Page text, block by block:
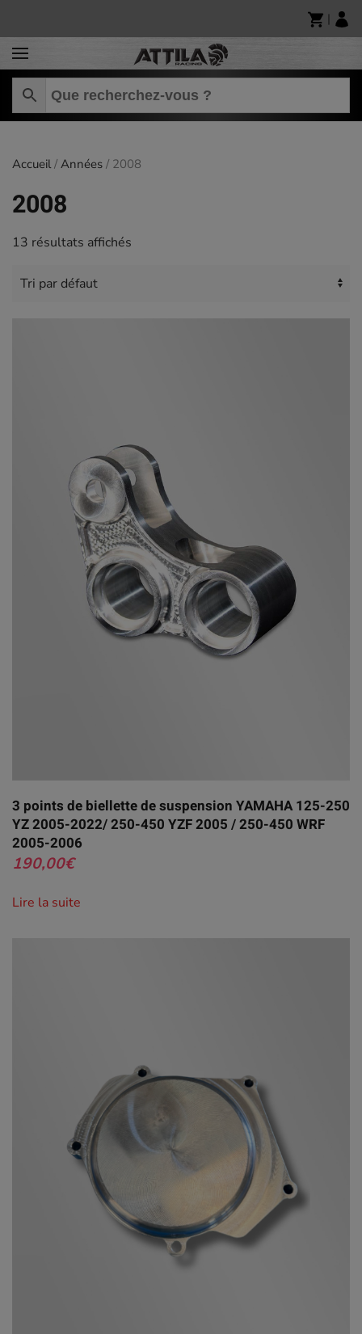
Skip to main content
|
Accueil/ Années / 2008
2008
13 résultats affichés
3 points de biellette de suspension YAMAHA 125-250
YZ 2005-2022/ 250-450 YZF 2005 / 250-450 WRF
2005-2006
190,00€
Lire la suite